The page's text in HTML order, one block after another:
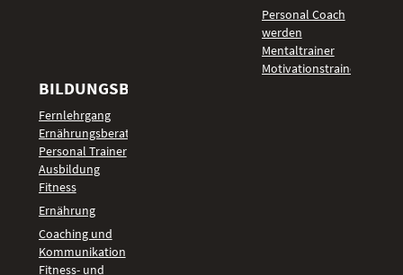
Personal Coach
werden
Mentaltrainer
Motivationstrainer
BILDUNGSBEREICHE
Fernlehrgang
Ernährungsberater
Personal Trainer
Ausbildung
Fitness
Ernährung
Coaching und
Kommunikation
Fitness- und